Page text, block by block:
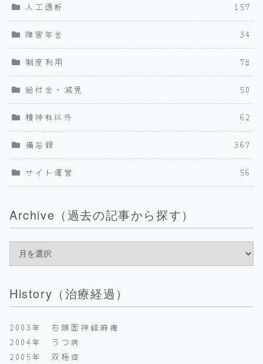
人工透析 157
障害年金 34
制度利用 78
給付金・減免 50
精神科以外 62
備忘録 367
サイト運営 56
Archive（過去の記事から探す）
History（治療経過）
2003年 右顔面神経麻痺
2004年 うつ病
2005年 双極症